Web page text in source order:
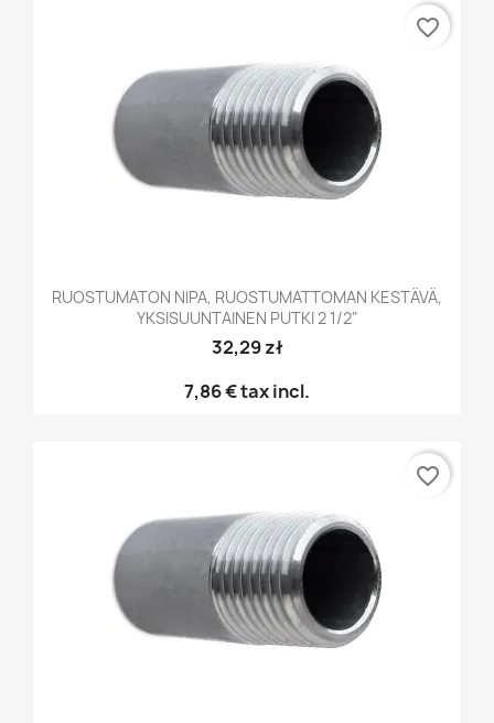
RUOSTUMATON NIPA, RUOSTUMATTOMAN KESTÄVÄ,
YKSISUUNTAINEN PUTKI 2 1/2"
32,29 zł
7,86 €tax incl.
favorite_border
favorite_border